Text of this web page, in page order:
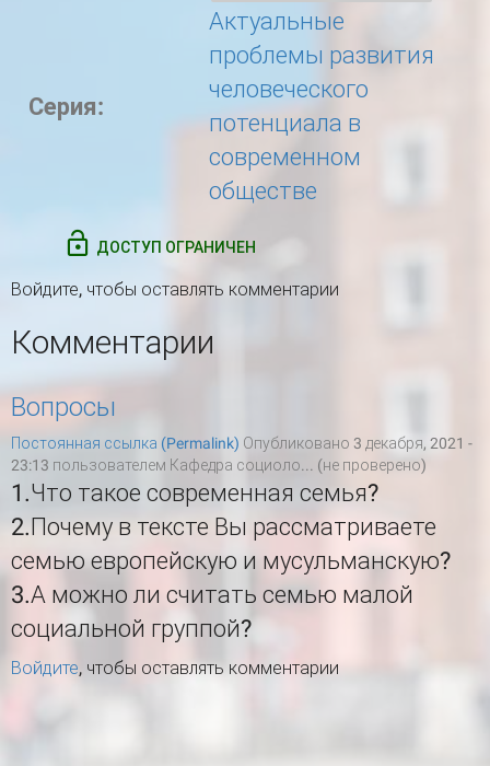
Серия:
Актуальные
проблемы развития
человеческого
потенциала в
современном
обществе
ДОСТУП ОГРАНИЧЕН
Войдите, чтобы оставлять комментарии
Комментарии
Вопросы
Постоянная ссылка (Permalink) Опубликовано 3 декабря, 2021 -
23:13 пользователем Кафедра социоло... (не проверено)
1.Что такое современная семья?
2.Почему в тексте Вы рассматриваете
семью европейскую и мусульманскую?
3.А можно ли считать семью малой
социальной группой?
Войдите, чтобы оставлять комментарии